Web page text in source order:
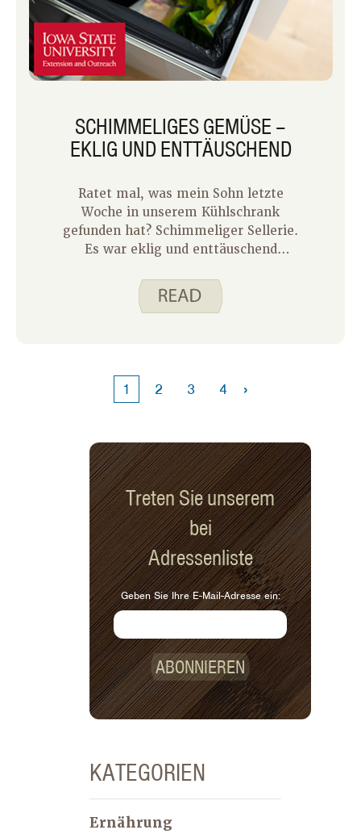
SCHIMMELIGES GEMÜSE –
EKLIG UND ENTTÄUSCHEND
Ratet mal, was mein Sohn letzte
Woche in unserem Kühlschrank
gefunden hat? Schimmeliger Sellerie.
Es war eklig und enttäuschend
um an diesem Abend
Hühnernudelsuppe zum Abendessen
Ende gefrorene Erbsen anstelle des
Selleries verwendeten.
1 2 3 4 ›
Treten Sie unserem
bei
Adressenliste
Geben Sie Ihre E-Mail-Adresse ein:
ABONNIEREN
KATEGORIEN
Ernährung